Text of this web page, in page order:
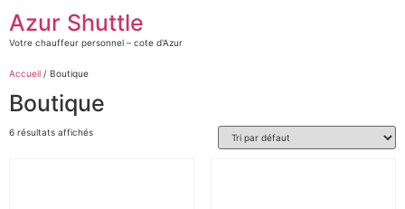
contenu
Azur Shuttle
Votre chauffeur personnel – cote d'Azur
Accueil / Boutique
Boutique
6 résultats affichés